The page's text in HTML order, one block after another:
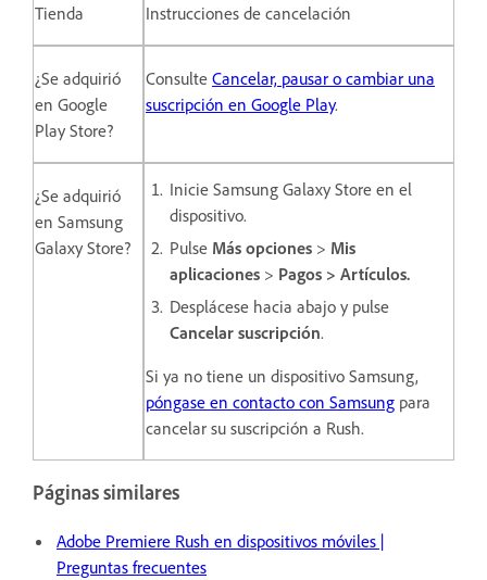
Tienda Instrucciones de cancelación
¿Se adquirió
en Google
Play Store?
Consulte Cancelar, pausar o cambiar una
suscripción en Google Play.
¿Se adquirió
en Samsung
Galaxy Store?
Inicie Samsung Galaxy Store en el
dispositivo.
Pulse Más opciones > Mis
aplicaciones > Pagos > Artículos.
Desplácese hacia abajo y pulse
Cancelar suscripción.
Si ya no tiene un dispositivo Samsung,
póngase en contacto con Samsung para
cancelar su suscripción a Rush.
Páginas similares
Adobe Premiere Rush en dispositivos móviles |
Preguntas frecuentes